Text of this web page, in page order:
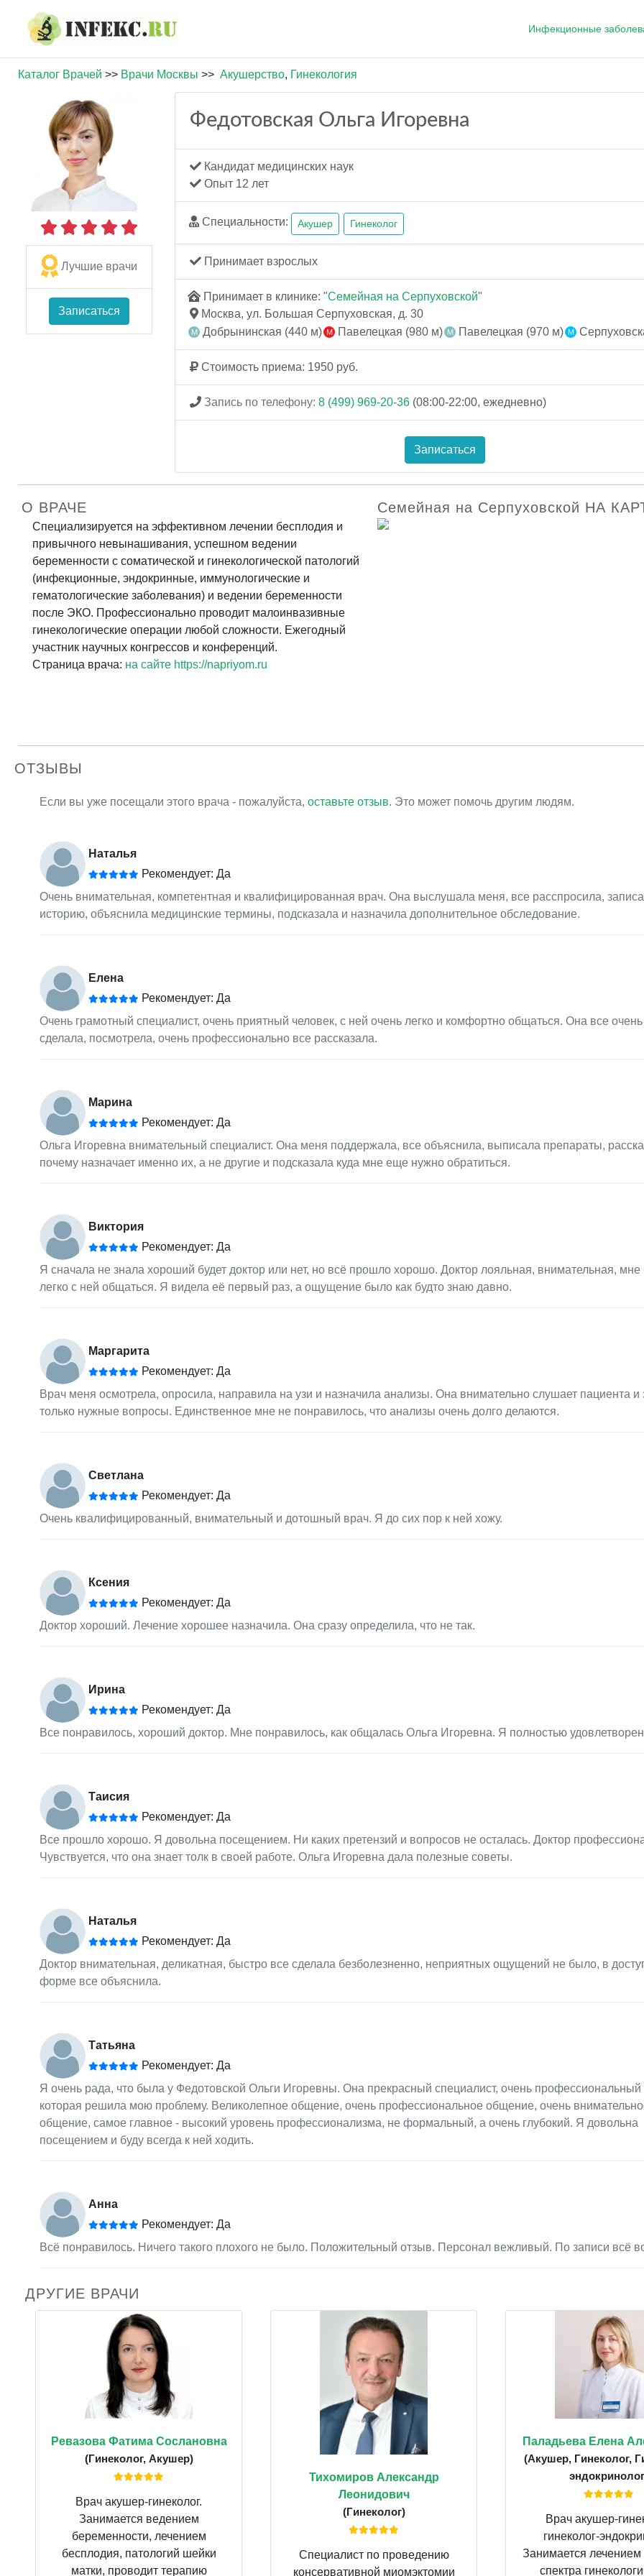
Инфекционные
Каталог Врачей >> Врачи Москвы >> Акушерство, Гинекология
Лучшие врачи
Записаться
Федотовская Ольга Игоревна
Кандидат медицинских наук
Опыт 12 лет
Специальности: Акушер Гинеколог
Принимает взрослых
Принимает в клинике: "Семейная на Серпуховской"
Москва, ул. Большая Серпуховская, д. 30
Добрынинская (440 м)
Павелецкая (980 м) Павелецкая (970 м)
Стоимость приема: 1950 руб.
Запись по телефону: 8 (499) 969-20-36 (08:00-22:00, ежедневно)
Записаться
О ВРАЧЕ
Специализируется на эффективном лечении бесплодия и
привычного невынашивания, успешном ведении
беременности с соматической и гинекологической патологий
(инфекционные, эндокринные, иммунологические и
гематологические заболевания) и ведении беременности
после ЭКО. Профессионально проводит малоинвазивные
гинекологические операции любой сложности. Ежегодный
участник научных конгрессов и конференций.
Страница врача: на сайте https://napriyom.ru
Семейная на Серпуховской НА
ОТЗЫВЫ
Если вы уже посещали этого врача - пожалуйста, оставьте отзыв. Это может помочь другим людям.
Наталья
Рекомендует: Да
Очень внимательная, компетентная и квалифицированная врач. Она выслушала меня, все расспросила,
историю, объяснила медицинские термины, подсказала и назначила дополнительное обследование.
Елена
Рекомендует: Да
Очень грамотный специалист, очень приятный человек, с ней очень легко и комфортно общаться. Она все
сделала, посмотрела, очень профессионально все рассказала.
Марина
Рекомендует: Да
Ольга Игоревна внимательный специалист. Она меня поддержала, все объяснила, выписала препараты,
почему назначает именно их, а не другие и подсказала куда мне еще нужно обратиться.
Виктория
Рекомендует: Да
Я сначала не знала хороший будет доктор или нет, но всё прошло хорошо. Доктор лояльная, внимательная,
легко с ней общаться. Я видела её первый раз, а ощущение было как будто знаю давно.
Маргарита
Рекомендует: Да
Врач меня осмотрела, опросила, направила на узи и назначила анализы. Она внимательно слушает пациента и
только нужные вопросы. Единственное мне не понравилось, что анализы очень долго делаются.
Светлана
Рекомендует: Да
Очень квалифицированный, внимательный и дотошный врач. Я до сих пор к ней хожу.
Ксения
Рекомендует: Да
Доктор хороший. Лечение хорошее назначила. Она сразу определила, что не так.
Ирина
Рекомендует: Да
Все понравилось, хороший доктор. Мне понравилось, как общалась Ольга Игоревна. Я полностью
Таисия
Рекомендует: Да
Все прошло хорошо. Я довольна посещением. Ни каких претензий и вопросов не осталась. Доктор
Чувствуется, что она знает толк в своей работе. Ольга Игоревна дала полезные советы.
Наталья
Рекомендует: Да
Доктор внимательная, деликатная, быстро все сделала безболезненно, неприятных ощущений не было, в
форме все объяснила.
Татьяна
Рекомендует: Да
Я очень рада, что была у Федотовской Ольги Игоревны. Она прекрасный специалист, очень профессиональный
которая решила мою проблему. Великолепное общение, очень профессиональное общение, очень
общение, самое главное - высокий уровень профессионализма, не формальный, а очень глубокий. Я довольна
посещением и буду всегда к ней ходить.
Анна
Рекомендует: Да
Всё понравилось. Ничего такого плохого не было. Положительный отзыв. Персонал вежливый. По записи всё
ДРУГИЕ ВРАЧИ
Ревазова Фатима Сослановна
(Гинеколог, Акушер)
Врач акушер-гинеколог.
Занимается ведением
беременности, лечением
бесплодия, патологий шейки
матки, проводит терапию
Тихомиров Александр
Леонидович
(Гинеколог)
Специалист по проведению
консервативной миомэктомии
Паладьева Елена
(Акушер, Гинеколог,
Врач акушер-
гинеколог-
Занимается лечением
спектра